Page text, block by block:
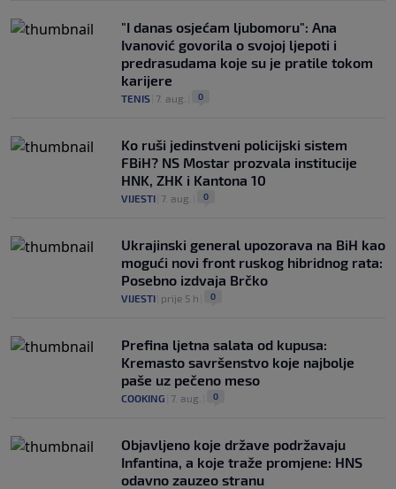
"I danas osjećam ljubomoru": Ana
Ivanović govorila o svojoj ljepoti i
predrasudama koje su je pratile tokom
karijere
TENIS 7. aug. 0
Ko ruši jedinstveni policijski sistem
FBiH? NS Mostar prozvala institucije
HNK, ZHK i Kantona 10
VIJESTI 7. aug. 0
Ukrajinski general upozorava na BiH kao
mogući novi front ruskog hibridnog rata:
Posebno izdvaja Brčko
VIJESTI prije 5 h 0
Prefina ljetna salata od kupusa:
Kremasto savršenstvo koje najbolje
paše uz pečeno meso
COOKING 7. aug. 0
Objavljeno koje države podržavaju
Infantina, a koje traže promjene: HNS
odavno zauzeo stranu